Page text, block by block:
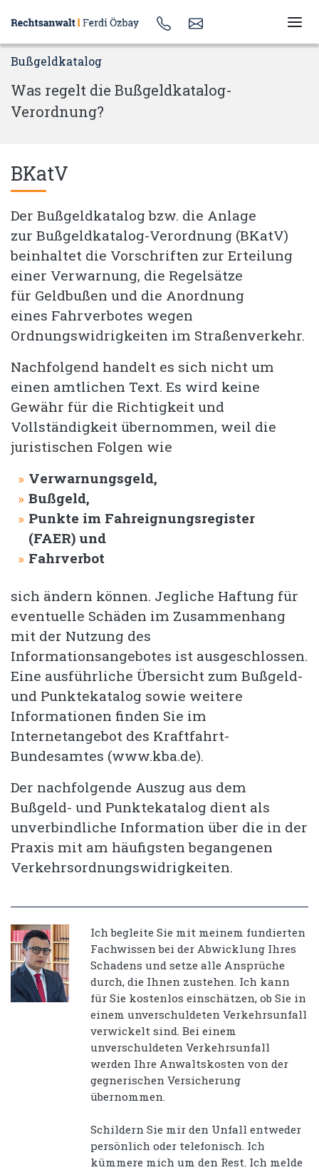
Bußgeldkatalog
Was regelt die Bußgeldkatalog-
Verordnung?
BKatV
Der Bußgeldkatalog bzw. die Anlage
zur Bußgeldkatalog-Verordnung (BKatV)
beinhaltet die Vorschriften zur Erteilung
einer Verwarnung, die Regelsätze
für Geldbußen und die Anordnung
eines Fahrverbotes wegen
Ordnungswidrigkeiten im Straßenverkehr.
Nachfolgend handelt es sich nicht um
einen amtlichen Text. Es wird keine
Gewähr für die Richtigkeit und
Vollständigkeit übernommen, weil die
juristischen Folgen wie
Verwarnungsgeld,
Bußgeld,
Punkte im Fahreignungsregister
(FAER) und
Fahrverbot
sich ändern können. Jegliche Haftung für
eventuelle Schäden im Zusammenhang
mit der Nutzung des
Informationsangebotes ist ausgeschlossen.
Eine ausführliche Übersicht zum Bußgeld-
und Punktekatalog sowie weitere
Informationen finden Sie im
Internetangebot des Kraftfahrt-
Bundesamtes (www.kba.de).
Der nachfolgende Auszug aus dem
Bußgeld- und Punktekatalog dient als
unverbindliche Information über die in der
Praxis mit am häufigsten begangenen
Verkehrsordnungswidrigkeiten.
Ich begleite Sie mit meinem fundierten
Fachwissen bei der Abwicklung Ihres
Schadens und setze alle Ansprüche
durch, die Ihnen zustehen. Ich kann
für Sie kostenlos einschätzen, ob Sie in
einem unverschuldeten Verkehrsunfall
verwickelt sind. Bei einem
unverschuldeten Verkehrsunfall
werden Ihre Anwaltskosten von der
gegnerischen Versicherung
übernommen.
Schildern Sie mir den Unfall entweder
persönlich oder telefonisch. Ich
kümmere mich um den Rest. Ich melde